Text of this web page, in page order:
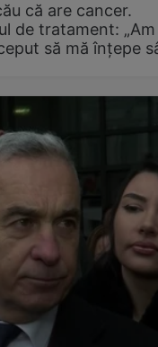
că are cancer.
de tratament:
să mă înțepe